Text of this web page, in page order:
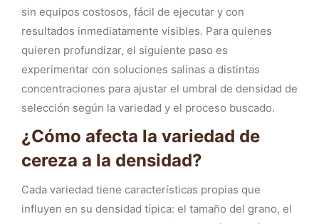
sin equipos costosos, fácil de ejecutar y con
resultados inmediatamente visibles. Para quienes
quieren profundizar, el siguiente paso es
experimentar con soluciones salinas a distintas
concentraciones para ajustar el umbral de densidad de
selección según la variedad y el proceso buscado.
¿Cómo afecta la variedad de
cereza a la densidad?
Cada variedad tiene características propias que
influyen en su densidad típica: el tamaño del grano, el